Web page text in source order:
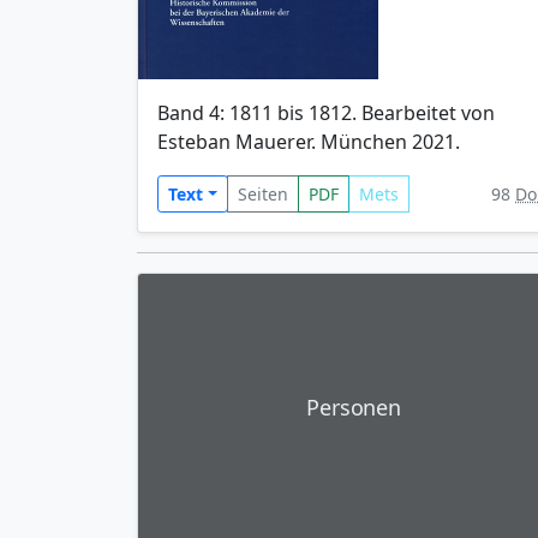
Band 4: 1811 bis 1812. Bearbeitet von
Esteban Mauerer. München 2021.
Text Seiten PDF Mets 98
Personen